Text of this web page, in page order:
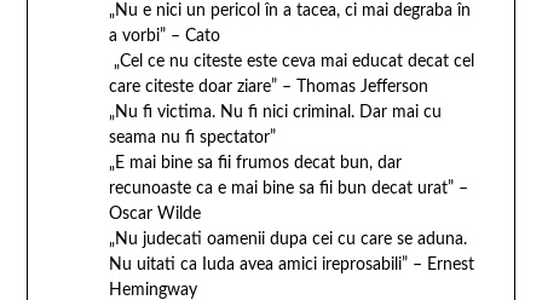
„Nu e nici un pericol în a tacea, ci mai degraba în
a vorbi” – Cato
„Cel ce nu citeste este ceva mai educat decat cel
care citeste doar ziare” – Thomas Jefferson
„Nu fi victima. Nu fi nici criminal. Dar mai cu
seama nu fi spectator”
„E mai bine sa fii frumos decat bun, dar
recunoaste ca e mai bine sa fii bun decat urat” –
Oscar Wilde
„Nu judecati oamenii dupa cei cu care se aduna.
Nu uitati ca Iuda avea amici ireprosabili” – Ernest
Hemingway